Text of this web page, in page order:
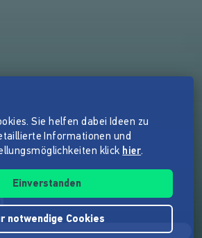
aus dem
Sie helfen dabei Ideen zu
Informationen und
klick hier.
Einverstanden
notwendige Cookies